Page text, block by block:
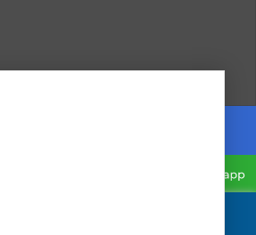
Powered by Nexura